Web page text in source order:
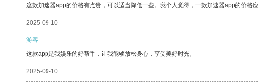
这款加速器app的价格有点贵，可以适当降低一些。我个人觉得，一款加速器app的价格
2025-09-10
游客
这款app是我娱乐的好帮手，让我能够放松身心，享受美好时光。
2025-09-10